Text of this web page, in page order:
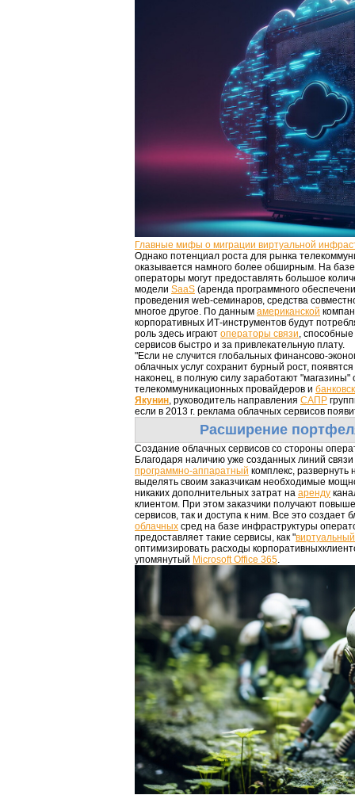
Главные мифы о миграции виртуальной
Однако потенциал роста для рынка
оказывается намного более обширным. На
операторы могут предоставлять большое
модели SaaS (аренда программного
проведения web-семинаров, средства
многое другое. По данным американской
корпоративных ИТ-инструментов будут
роль здесь играют операторы связи,
сервисов быстро и за привлекательную плату.
"Если не случится глобальных финансово-
облачных услуг сохранит бурный рост,
наконец, в полную силу заработают "магазины"
телекоммуникационных провайдеров и
Якунин, руководитель направления САПР
если в 2013 г. реклама облачных сервисов
Расширение
Создание облачных сервисов со стороны
Благодаря наличию уже созданных линий
программно-аппаратный комплекс, развернуть
выделять своим заказчикам необходимые
никаких дополнительных затрат на аренду
клиентом. При этом заказчики получают
сервисов, так и доступа к ним. Все это создает
облачных сред на базе инфраструктуры
предоставляет такие сервисы, как "виртуальный
оптимизировать расходы
упомянутый Microsoft Office 365.